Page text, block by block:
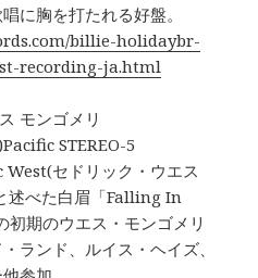
に胸を打たれる好盤。
billie-holidaybr-
recording-ja.html
モンゴメリ
STEREO-5
セドリック・ウエス
述べた白眉「Falling In
期のウエス・モンゴメリ
ランド、ルイス・ヘイズ、